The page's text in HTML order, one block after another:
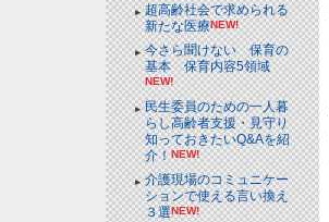
超高齢社会で求められる
新たな医療NEW!
今さら聞けない 保育の
基本 保育内容5領域
NEW!
民生委員のための一人暮
らし高齢者支援・見守り
知っておきたいQ&Aを紹
介！NEW!
介護現場のコミュニケー
ションで使える言い換え
３選NEW!